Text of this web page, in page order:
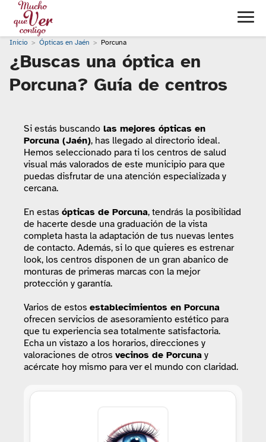
Inicio Ópticas en Jaén Porcuna
¿Buscas una óptica en
Porcuna? Guía de centros
Si estás buscando las mejores ópticas en
Porcuna (Jaén), has llegado al directorio ideal.
Hemos seleccionado para ti los centros de salud
visual más valorados de este municipio para que
puedas disfrutar de una atención especializada y
cercana.
En estas ópticas de Porcuna, tendrás la posibilidad
de hacerte desde una graduación de la vista
completa hasta la adaptación de tus nuevas lentes
de contacto. Además, si lo que quieres es estrenar
look, los centros disponen de un gran abanico de
monturas de primeras marcas con la mejor
protección y garantía.
Varios de estos establecimientos en Porcuna
ofrecen servicios de asesoramiento estético para
que tu experiencia sea totalmente satisfactoria.
Echa un vistazo a los horarios, direcciones y
valoraciones de otros vecinos de Porcuna y
acércate hoy mismo para ver el mundo con claridad.